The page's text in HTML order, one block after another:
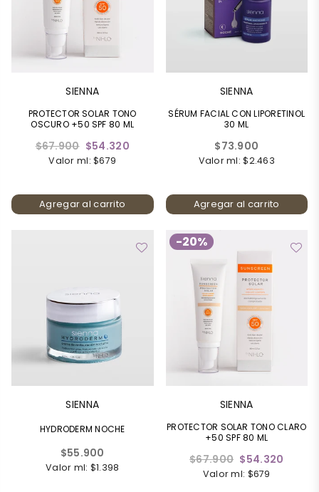
SIENNA
PROTECTOR SOLAR TONO
OSCURO +50 SPF 80 ML
Precio
habitual
$67.900 $54.320
Valor ml: $679
Agregar al carrito
SIENNA
SÉRUM FACIAL CON LIPORETINOL
30 ML
Precio
habitual
$73.900
Valor ml: $2.463
Agregar al carrito
SIENNA
HYDRODERM NOCHE
Precio
habitual
$55.900
Valor ml: $1.398
-20%
SIENNA
PROTECTOR SOLAR TONO CLARO
+50 SPF 80 ML
Precio
habitual
$67.900 $54.320
Valor ml: $679